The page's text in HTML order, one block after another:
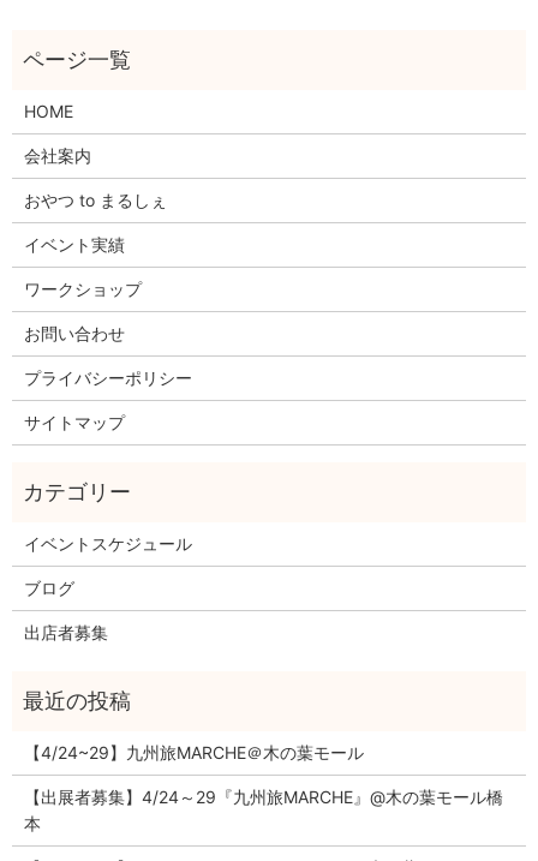
HOME
会社案内
おやつ to まるしぇ
イベント実績
ワークショップ
お問い合わせ
プライバシーポリシー
サイトマップ
イベントスケジュール
ブログ
出店者募集
【4/24~29】九州旅MARCHE＠木の葉モール
【出展者募集】4/24～29『九州旅MARCHE』@木の葉モール橋
本